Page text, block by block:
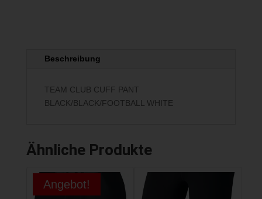
Beschreibung
TEAM CLUB CUFF PANT
BLACK/BLACK/FOOTBALL WHITE
Ähnliche Produkte
Angebot!